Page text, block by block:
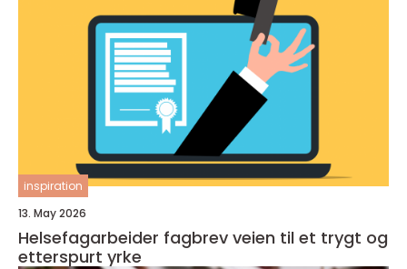
inspiration
13. May 2026
Helsefagarbeider fagbrev veien til et trygt og
etterspurt yrke